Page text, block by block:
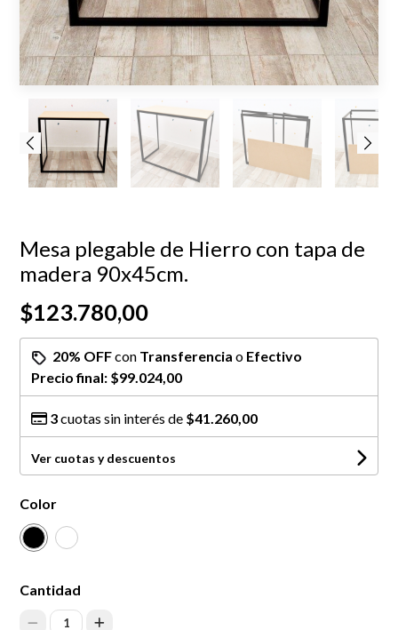
Mesa plegable de Hierro con tapa de
madera 90x45cm.
$123.780,00
20% OFFcon Transferencia o Efectivo
Precio final: $99.024,00
3cuotas sin interés de $41.260,00
Ver cuotas y descuentos
Color
Cantidad
1